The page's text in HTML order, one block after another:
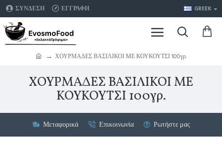
ΣΥΝΔΕΣΗ ΕΓΓΡΑΦΗ GREEK
ΧΟΥΡΜΑΔΕΣ ΒΑΣΙΛΙΚΟΙ ΜΕ ΚΟΥΚΟΥΤΣΙ 100γρ.
ΧΟΥΡΜΑΔΕΣ ΒΑΣΙΛΙΚΟΙ ΜΕ
ΚΟΥΚΟΥΤΣΙ 100γρ.
Μεταφορικά Επικοινωνία Ρωτήστε μας